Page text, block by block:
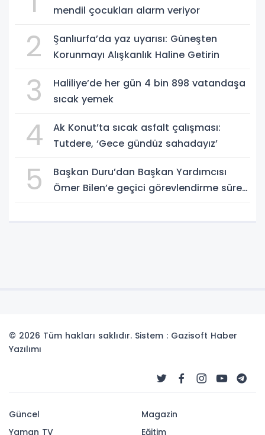
mendil çocukları alarm veriyor
2
Şanlıurfa’da yaz uyarısı: Güneşten
Korunmayı Alışkanlık Haline Getirin
3
Haliliye’de her gün 4 bin 898 vatandaşa
sıcak yemek
4
Ak Konut’ta sıcak asfalt çalışması:
Tutdere, ‘Gece gündüz sahadayız’
5
Başkan Duru’dan Başkan Yardımcısı
Ömer Bilen’e geçici görevlendirme süreci
© 2026 Tüm hakları saklıdır. Sistem : Gazisoft Haber
Yazılımı
Güncel
Yaman TV
Magazin
Eğitim